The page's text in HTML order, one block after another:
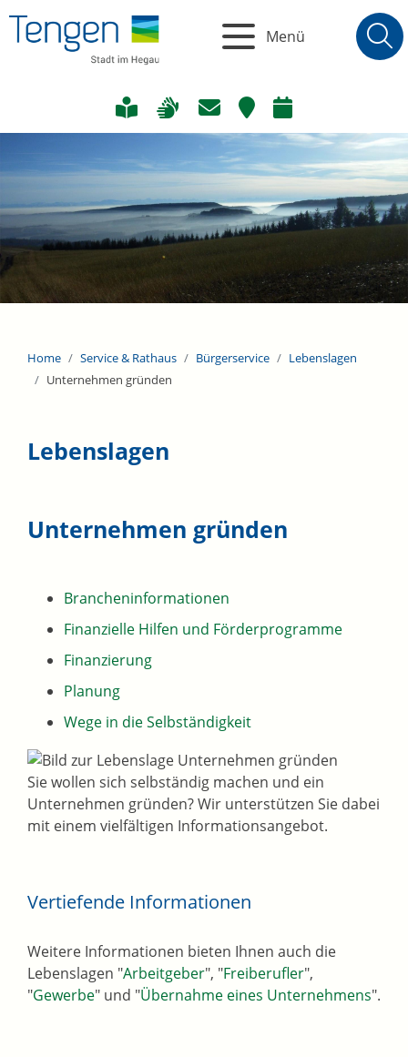
Menü
Home Service & Rathaus Bürgerservice
Lebenslagen
Unternehmen gründen
Lebenslagen
Unternehmen gründen
Brancheninformationen
Finanzielle Hilfen und Förderprogramme
Finanzierung
Planung
Wege in die Selbständigkeit
Sie wollen sich selbständig machen und ein
Unternehmen gründen? Wir unterstützen Sie dabei
mit einem vielfältigen Informationsangebot.
Vertiefende Informationen
Weitere Informationen bieten Ihnen auch die
Lebenslagen "Arbeitgeber", "Freiberufler",
"Gewerbe" und "Übernahme eines Unternehmens".